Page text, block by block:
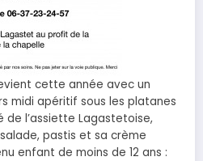
cette année avec un
midi apéritif sous les platanes
de l’assiette Lagastetoise,
pastis et sa crème
enfant de moins de 12 ans :